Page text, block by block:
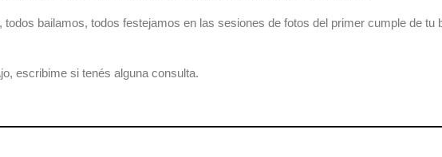
bailamos, todos festejamos en las sesiones de fotos del primer cumple de
escribime si tenés alguna consulta.